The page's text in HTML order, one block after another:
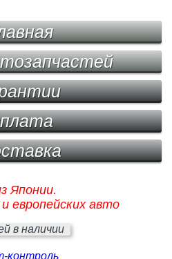
Японии.
европейских авто
в наличии
контроль